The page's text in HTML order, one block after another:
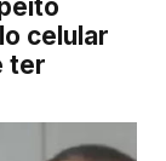
celular
ter